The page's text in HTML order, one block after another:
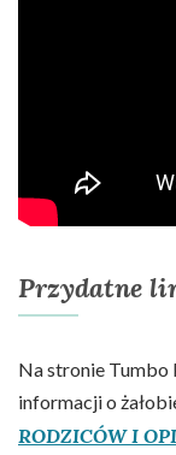
Przydatne
Na stronie Tumbo
informacji o
RODZICÓW I